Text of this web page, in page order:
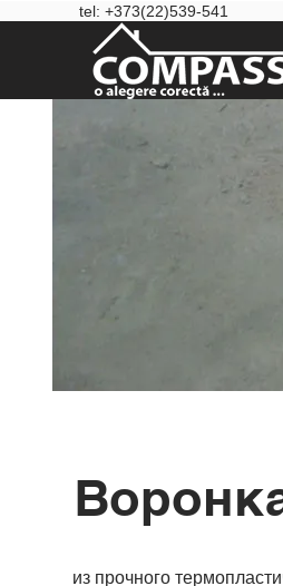
tel: +373(22)539-541
из прочного